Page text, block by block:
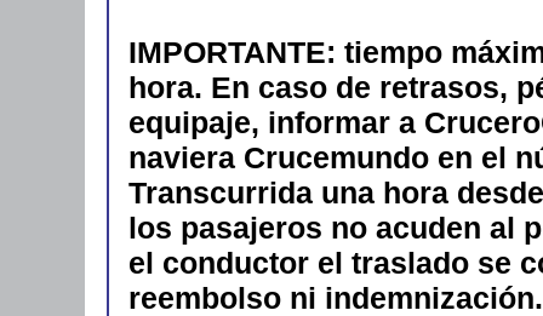
IMPORTANTE: tiempo
hora. En caso de retrasos,
equipaje, informar a
naviera Crucemundo en el
Transcurrida una hora
los pasajeros no acuden al
el conductor el traslado se
reembolso ni indemnización.